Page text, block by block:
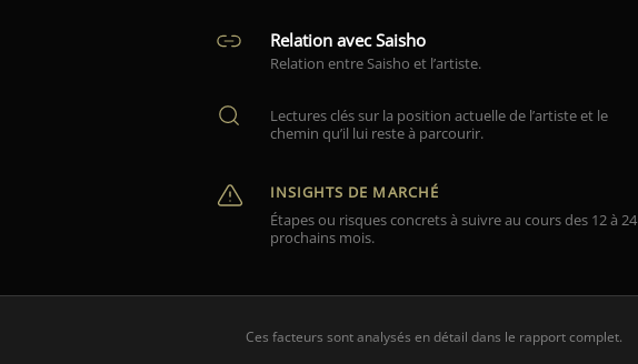
Relation avec Saisho
Relation entre Saisho et l’artiste.
Lectures clés sur la position actuelle de l’artiste et le
chemin qu’il lui reste à parcourir.
INSIGHTS DE MARCHÉ
Étapes ou risques concrets à suivre au cours des 12 à 24
prochains mois.
Ces facteurs sont analysés en détail dans le rapport complet.